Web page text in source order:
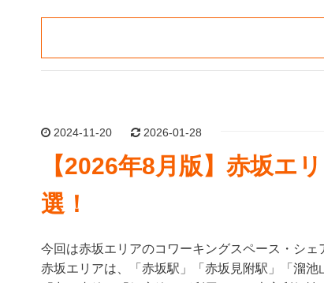
2024-11-20 2026-01-28
【2026年8月版】赤坂エ
選！
今回は赤坂エリアのコワーキングスペース・シェ
赤坂エリアは、「赤坂駅」「赤坂見附駅」「溜池